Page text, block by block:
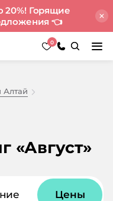
20%! Горящие
👈
0
Алтай
«Август»
Цены